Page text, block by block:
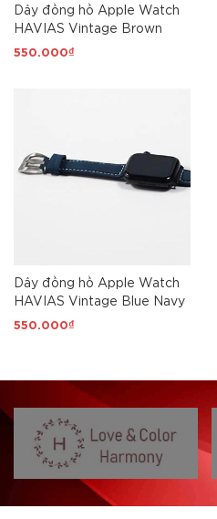
Dây đồng hồ Apple Watch
HAVIAS Vintage Brown
550.000₫
Dây đồng hồ Apple Watch
HAVIAS Vintage Blue Navy
550.000₫